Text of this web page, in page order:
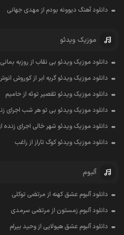
دانلود آهنگ دیوونه بودم از مهدی جهانی
موزیک ویدئو
دانلود موزیک ویدئو بی نقاب از روزبه بمانی
دانلود موزیک ویدئو گریه ابر از کوروش
دانلود موزیک ویدئو تقصیر توئه از حامیم
دانلود موزیک ویدئو بی تو هر شب اجرای
دانلود موزیک ویدئو شهر خالی اجرای زنده
دانلود موزیک ویدئو کوگ تاراز از راغب
آلبوم
دانلود آلبوم عشق کهنه از مرتضی توکلی
دانلود آلبوم زمستون از مرتضی سرمدی
دانلود آلبوم عشق هیولایی از وحید بیرام